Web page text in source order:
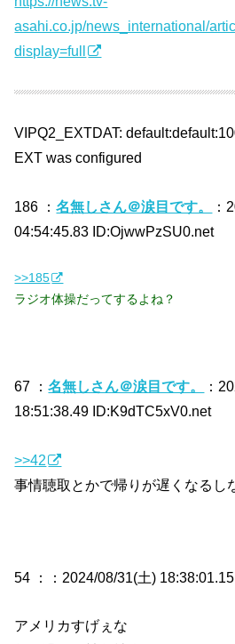
asahi.co.jp/news_international/
display=full
VIPQ2_EXTDAT:
EXT was configured
186 ：名無しさん＠涙目です。
：
04:54:45.83 ID:OjwwPzSU0.net
>>185
ラジオ体操だってするよね？
67 ：名無しさん＠涙目です。
：
18:51:38.49 ID:K9dTC5xV0.net
>>42
事情聴取とかで帰りが遅くなるし
54 ： ：2024/08/31(土)
アメリカすげぇな